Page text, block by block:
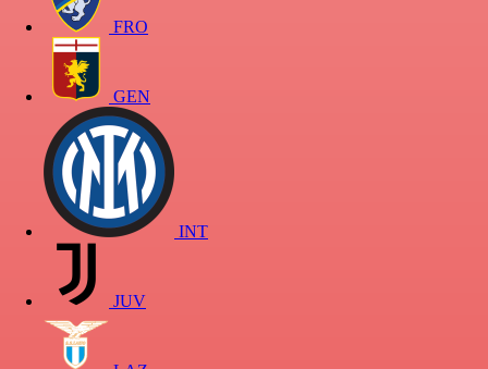
FRO
GEN
INT
JUV